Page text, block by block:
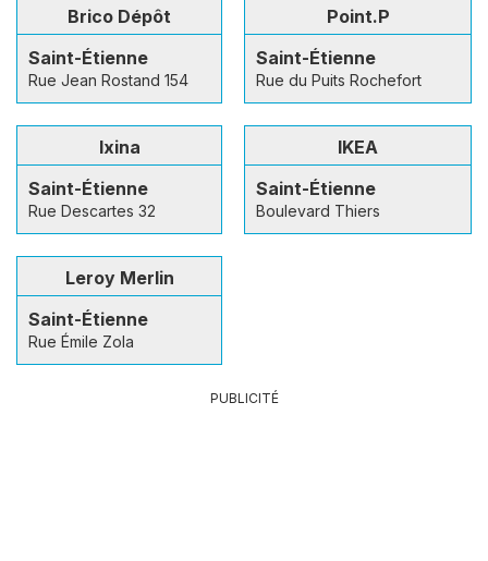
Brico Dépôt
Saint-Étienne
Rue Jean Rostand 154
Point.P
Saint-Étienne
Rue du Puits Rochefort
Ixina
Saint-Étienne
Rue Descartes 32
IKEA
Saint-Étienne
Boulevard Thiers
Leroy Merlin
Saint-Étienne
Rue Émile Zola
PUBLICITÉ